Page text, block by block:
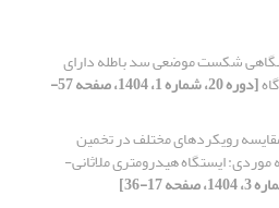
شکست موضعی سد باطله دارای
[دوره 20، شماره 1، 1404، صفحه 57-
رویکردهای مختلف در تخمین
ایستگاه هیدرومتری ملاثانی-